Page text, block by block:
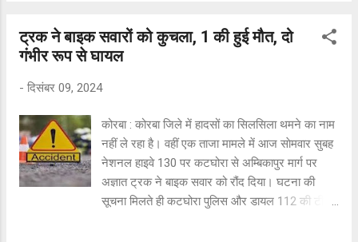
देखने वाली बात है कि प्रेमी जोड़ी ने आत्महत्या करने से
पहले प्रेमी ने प्रेमिका के मांग में सिंदूर भरा है इसके बाद
पुलिस इस मामले में पंचनामा कर परिजनों से पूछताछ करने
की तैयारी कर रही है, जिसके बाद आत्महत्या की असली
वजह स्पष्ट हो सकेगी। घटना के बाद से क्षेत्र में सनसनी
फैली हुई है तो वही प्रेमी जोड़ों के द्वारा फांसी लगाने को
लेकर कई तरह के सवाल उठ खड़े हो...
ट्रक ने बाइक सवारों को कुचला, 1 की हुई मौत, दो
गंभीर रूप से घायल
- दिसंबर 09, 2024
कोरबा : कोरबा जिले में हादसों का सिलसिला थमने का नाम
नहीं ले रहा है। वहीं एक ताजा मामले में आज साेमवार सुबह
नेशनल हाइवे 130 पर कटघोरा से अम्बिकापुर मार्ग पर
अज्ञात ट्रक ने बाइक सवार को रौंद दिया। घटना की
सूचना मिलते ही कटघोरा पुलिस और डायल 112 की टीम